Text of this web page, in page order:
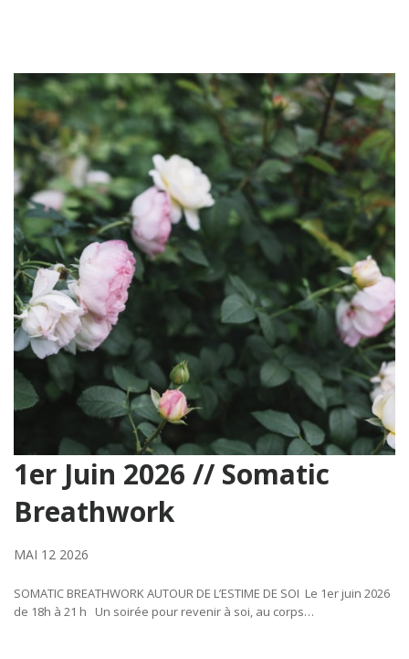
1er Juin 2026 // Somatic
Breathwork
MAI 12 2026
SOMATIC BREATHWORK AUTOUR DE L’ESTIME DE SOI Le 1er juin 2026
de 18h à 21 h Un soirée pour revenir à soi, au corps…